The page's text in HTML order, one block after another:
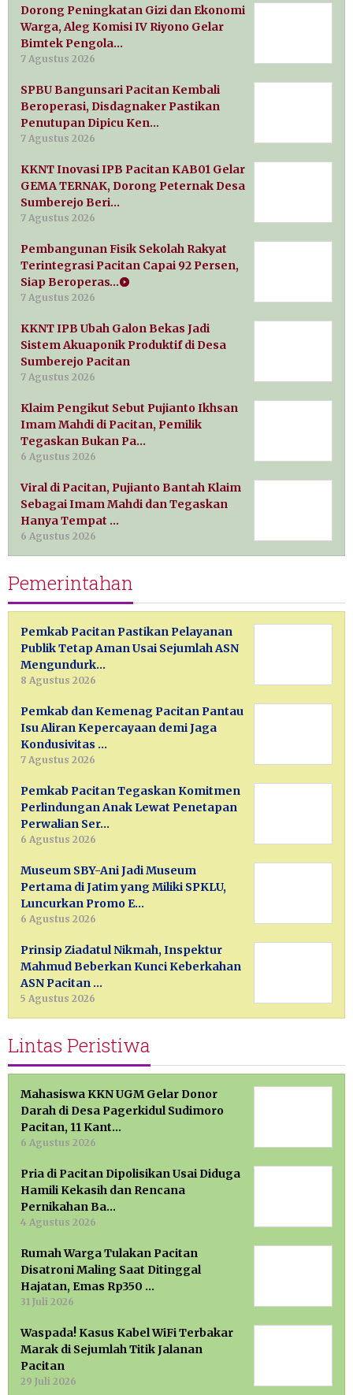
Dorong Peningkatan Gizi dan Ekonomi
Warga, Aleg Komisi IV Riyono Gelar
Bimtek Pengola…
7 Agustus 2026
SPBU Bangunsari Pacitan Kembali
Beroperasi, Disdagnaker Pastikan
Penutupan Dipicu Ken…
7 Agustus 2026
KKNT Inovasi IPB Pacitan KAB01 Gelar
GEMA TERNAK, Dorong Peternak Desa
Sumberejo Beri…
7 Agustus 2026
Pembangunan Fisik Sekolah Rakyat
Terintegrasi Pacitan Capai 92 Persen,
Siap Beroperas…
7 Agustus 2026
KKNT IPB Ubah Galon Bekas Jadi
Sistem Akuaponik Produktif di Desa
Sumberejo Pacitan
7 Agustus 2026
Klaim Pengikut Sebut Pujianto Ikhsan
Imam Mahdi di Pacitan, Pemilik
Tegaskan Bukan Pa…
6 Agustus 2026
Viral di Pacitan, Pujianto Bantah Klaim
Sebagai Imam Mahdi dan Tegaskan
Hanya Tempat …
6 Agustus 2026
Pemerintahan
Pemkab Pacitan Pastikan Pelayanan
Publik Tetap Aman Usai Sejumlah ASN
Mengundurk…
8 Agustus 2026
Pemkab dan Kemenag Pacitan Pantau
Isu Aliran Kepercayaan demi Jaga
Kondusivitas …
7 Agustus 2026
Pemkab Pacitan Tegaskan Komitmen
Perlindungan Anak Lewat Penetapan
Perwalian Ser…
6 Agustus 2026
Museum SBY-Ani Jadi Museum
Pertama di Jatim yang Miliki SPKLU,
Luncurkan Promo E…
6 Agustus 2026
Prinsip Ziadatul Nikmah, Inspektur
Mahmud Beberkan Kunci Keberkahan
ASN Pacitan …
5 Agustus 2026
Lintas Peristiwa
Mahasiswa KKN UGM Gelar Donor
Darah di Desa Pagerkidul Sudimoro
Pacitan, 11 Kant…
6 Agustus 2026
Pria di Pacitan Dipolisikan Usai Diduga
Hamili Kekasih dan Rencana
Pernikahan Ba…
4 Agustus 2026
Rumah Warga Tulakan Pacitan
Disatroni Maling Saat Ditinggal
Hajatan, Emas Rp350 …
31 Juli 2026
Waspada! Kasus Kabel WiFi Terbakar
Marak di Sejumlah Titik Jalanan
Pacitan
29 Juli 2026